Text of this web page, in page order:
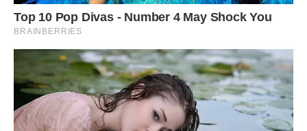
кімнаті треба переклеїти шпалери. Галі не подобається
цей колір.
Я не стала сперечатися. Просто витягла з сумки папку з
документами й поклала на стіл.
— Читайте, — коротко сказала я.